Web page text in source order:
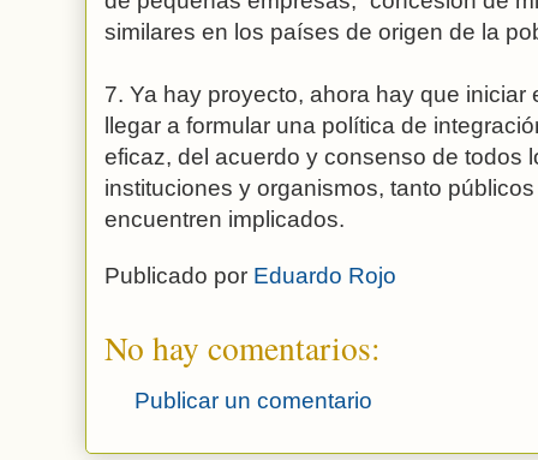
similares en los países de origen de la
7. Ya hay proyecto, ahora hay que iniciar
llegar a formular una política de
eficaz, del acuerdo y consenso de todos
instituciones y organismos, tanto
encuentren implicados.
Publicado por Eduardo Rojo
No hay comentarios:
Publicar un comentario